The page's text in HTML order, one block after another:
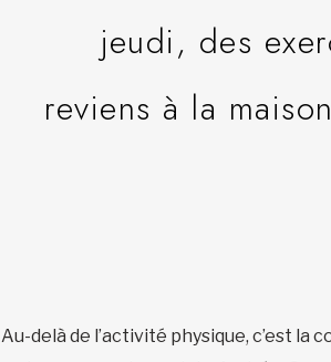
jeudi, des
reviens à la
Au-delà de l’activité physique, c’est la